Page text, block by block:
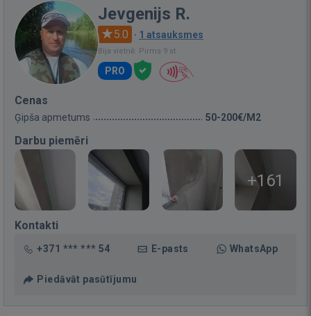
Jevgenijs R.
5.0 · 1 atsauksmes
Bija vietnē: Pirms 9 st.
PRO
Cenas
Ģipša apmetums 50-200€/M2
Darbu piemēri
+161
Kontakti
+371 *** *** 54 E-pasts WhatsApp
Piedāvāt pasūtījumu